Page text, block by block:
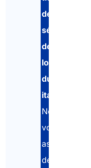
de
séjour
de
longue
durée
italien
Nous
vous
assistons
depuis